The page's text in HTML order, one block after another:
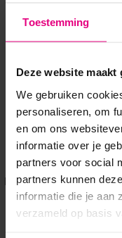
Toestemming
Deze website
We gebruiken
personaliseren, om
en om ons
informatie over je
partners voor social
partners kunnen
informatie die je aan
verzameld op basis
Application error: a
loading